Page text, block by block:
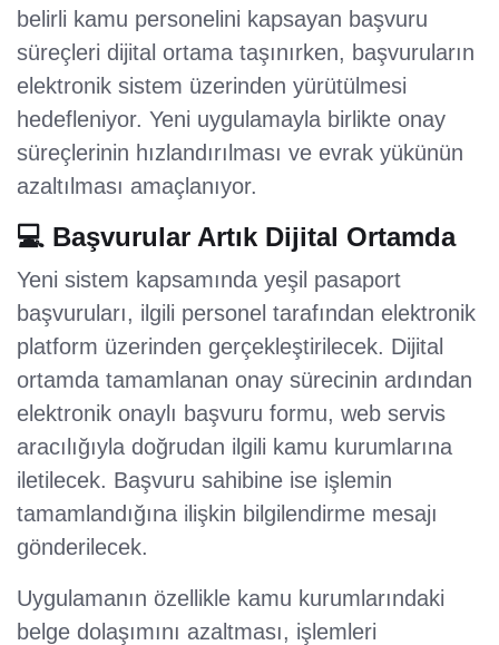
belirli kamu personelini kapsayan başvuru
süreçleri dijital ortama taşınırken, başvuruların
elektronik sistem üzerinden yürütülmesi
hedefleniyor. Yeni uygulamayla birlikte onay
süreçlerinin hızlandırılması ve evrak yükünün
azaltılması amaçlanıyor.
💻 Başvurular Artık Dijital Ortamda
Yeni sistem kapsamında yeşil pasaport
başvuruları, ilgili personel tarafından elektronik
platform üzerinden gerçekleştirilecek. Dijital
ortamda tamamlanan onay sürecinin ardından
elektronik onaylı başvuru formu, web servis
aracılığıyla doğrudan ilgili kamu kurumlarına
iletilecek. Başvuru sahibine ise işlemin
tamamlandığına ilişkin bilgilendirme mesajı
gönderilecek.
Uygulamanın özellikle kamu kurumlarındaki
belge dolaşımını azaltması, işlemleri